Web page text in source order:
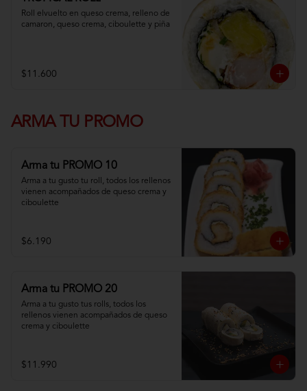
Roll elvuelto en queso crema, relleno de
camaron, queso crema, ciboulette y piña
$11.600
ARMA TU PROMO
Arma tu PROMO 10
Arma a tu gusto tu roll, todos los rellenos
vienen acompañados de queso crema y
ciboulette
$6.190
Arma tu PROMO 20
Arma a tu gusto tus rolls, todos los
rellenos vienen acompañados de queso
crema y ciboulette
$11.990